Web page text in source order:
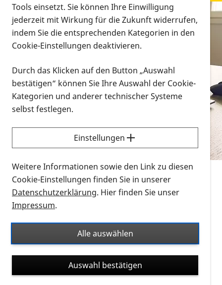
Infomaterial
Infomaterial
Vorlesen
Alle Infomaterialien in verschiedenen
Formaten an einem Ort
Sie möchten wissen, wie Sie nach Infonmaterial
suchen und dieses bestellen bzw. herunterladen
können? Schauen Sie sich dieErklärvideos zum
Thema Infomaterial auf der PRO RETINA-Website
für blinde und sehbehinderte Menschen an.
Auf dieser Seite finden Sie sämtliches Infomaterial
Ort. Nutzen Sie den Formatfilter, um ausschließlich
nach Flyern und Broschüren, Audios oder Videos zu
suchen. Die meisten Flyer und Broschüren werden in
verschiedenen Formaten angeboten: zur
postalischen Bestellung als gedruckte Variante
Tools einsetzt. Sie können Ihre Einwilligung
jederzeit mit Wirkung für die Zukunft widerrufen,
indem Sie die entsprechenden Kategorien in den
Cookie-Einstellungen deaktivieren.
Durch das Klicken auf den Button „Auswahl
bestätigen“ können Sie Ihre Auswahl der Cookie-
Kategorien und anderer technischer Systeme
selbst festlegen.
Einstellungen
Weitere Informationen sowie den Link zu diesen
Cookie-Einstellungen finden Sie in unserer
Datenschutzerklärung. Hier finden Sie unser
Impressum.
Alle auswählen
Auswahl bestätigen